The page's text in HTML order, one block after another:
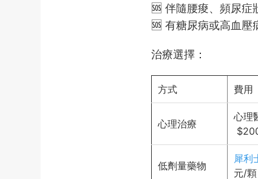
🆘 伴隨腰痠、頻尿症
🆘 有糖尿病或高血壓
治療選擇：
方式 費用
心理治療
心理
低劑量藥物
犀利
元/顆